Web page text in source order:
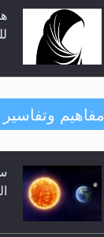
مفاهيم